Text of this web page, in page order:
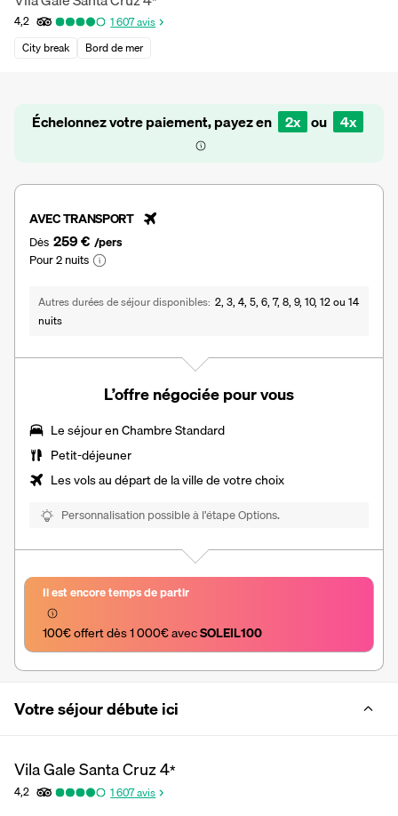
4,2 1 607avis
City break
Bord de mer
Échelonnez votre paiement, payez en 2x ou 4x
AVEC TRANSPORT
Dès 259 € /pers
Pour 2 nuits
Autres durées de séjour disponibles 2, 3, 4, 5, 6, 7, 8, 9, 10, 12 ou 14
nuits
L’offre négociée pour vous
Le séjour en Chambre Standard
Petit-déjeuner
Les vols au départ de la ville de votre choix
Personnalisation possible à l’étape Options.
Il est encore temps de partir
100€ offert dès 1 000€ avec SOLEIL100
Votre séjour débute ici
Vila Gale Santa Cruz4*
4,2 1 607avis